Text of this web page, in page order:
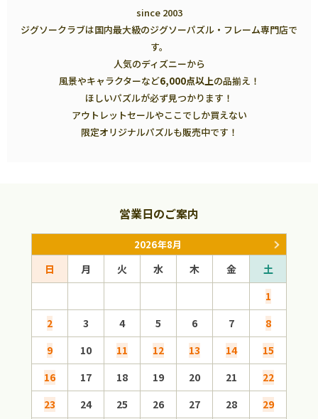
since 2003
ジグソークラブは国内最大級のジグソーパズル・フレーム専門店で
す。
人気のディズニーから
風景やキャラクターなど6,000点以上の品揃え！
ほしいパズルが必ず見つかります！
アウトレットセールやここでしか買えない
限定オリジナルパズルも販売中です！
営業日のご案内
2026年8月
日 月 火 水 木 金
土
1
2
3 4 5 6 7
8
9
10 11 12 13 14
15
16
17 18 19 20 21
22
23
24 25 26 27 28
29